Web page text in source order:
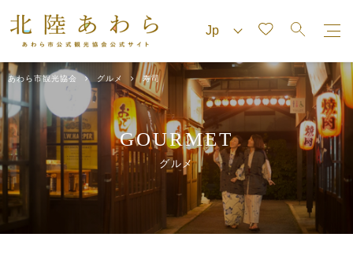
あわら市観光協会 グルメ 寿司
GOURMET
グルメ